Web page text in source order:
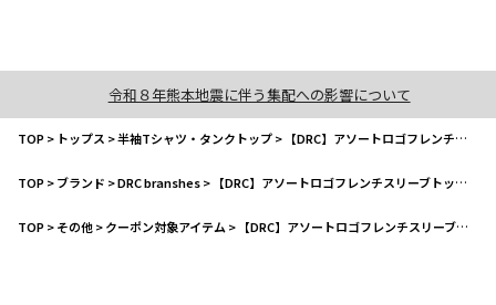
令和８年熊本地震に伴う集配への影響について
TOP> トップス >半袖Tシャツ・タンクトップ> 【DRC】アソートロゴフレンチスリーブトップス
TOP>ブランド >DRC branshes> 【DRC】アソートロゴフレンチスリーブトップス
TOP>その他>クーポン対象アイテム > 【DRC】アソートロゴフレンチスリーブトップス